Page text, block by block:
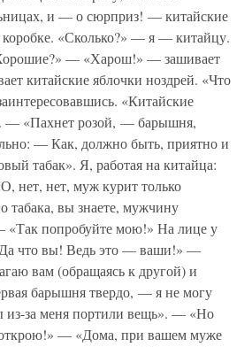
и — о сюрприз! — китайские
«Сколько?» — я — китайцу.
— «Харош!» — зашивает
китайские яблочки ноздрей. «Что
«Китайские
— «Пахнет розой, — барышня,
— Как, должно быть, приятно и
табак». Я, работая на китайца:
нет, нет, муж курит только
табака, вы знаете, мужчину
попробуйте мою!» На лице у
что вы! Ведь это — ваши!» —
вам (обращаясь к другой) и
барышня твердо, — я не могу
из-за меня портили вещь». — «Но
открою!» — «Дома, при вашем муже